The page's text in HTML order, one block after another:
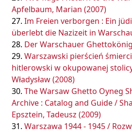
Apfelbaum, Marian (2007)
Im Freien verborgen : Ein
überlebt die Nazizeit in
Der Warschauer
Warszawski pierścień
hitlerowski w okupowanej
Władysław (2008)
The Warsaw Ghetto Oyneg
Archive : Catalog and Guide /
Epsztein, Tadeusz (2009)
Warszawa 1944 - 1945 /